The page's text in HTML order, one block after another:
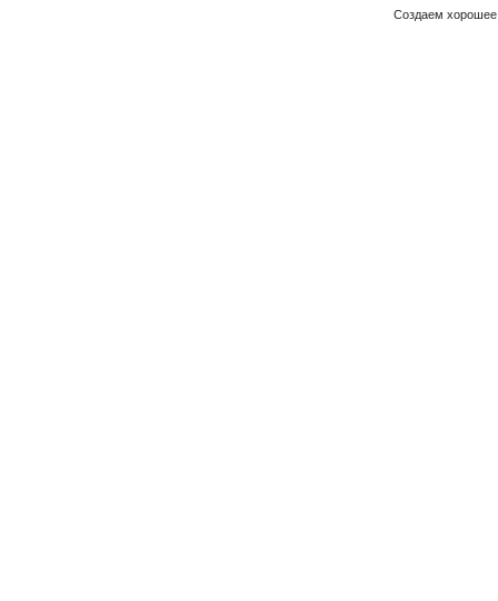
Создаем